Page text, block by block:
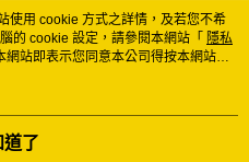
使用 cookie 方式之詳情，及若您不希
的 cookie 設定，請參閱本網站「 隱私
網站即表示您同意本公司得按本網站使
道了